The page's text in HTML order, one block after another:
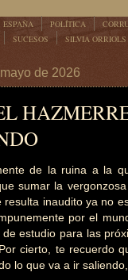
ESPAÑA POLÍTICA
SUCESOS SILVIA ORRIOLS
de 2026
de la ruina a la
sumar la
resulta inaudito ya no
por el
estudio para las
cierto, te recuerdo
lo que va a ir